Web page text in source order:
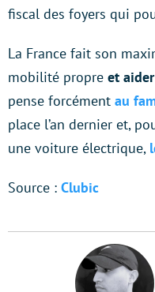
fiscal des foyers qui
La France fait son
mobilité propre et
pense forcément au
place l’an dernier et,
une voiture électrique,
Source : Clubic